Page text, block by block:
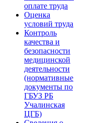
оплате труда
Оценка
условий труда
Контроль
качества и
безопасности
медицинской
деятельности
(нормативные
документы по
ГБУЗ РБ
Учалинская
ЦГБ)